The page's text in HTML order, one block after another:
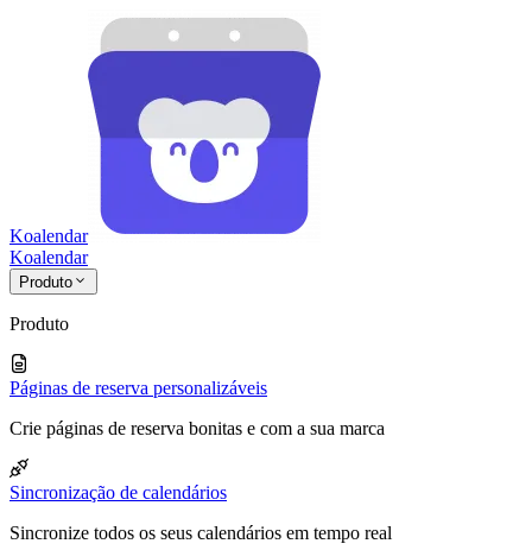
Koalendar
Koalendar
Produto
Produto
Páginas de reserva personalizáveis
Crie páginas de reserva bonitas e com a sua marca
Sincronização de calendários
Sincronize todos os seus calendários em tempo real